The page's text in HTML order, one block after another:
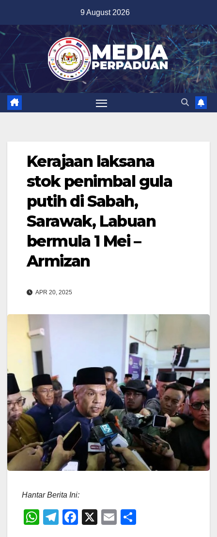
content
9 August 2026
Kerajaan laksana
stok penimbal gula
putih di Sabah,
Sarawak, Labuan
bermula 1 Mei –
Armizan
APR 20, 2025
Hantar Berita Ini:
W
T
F
X
E